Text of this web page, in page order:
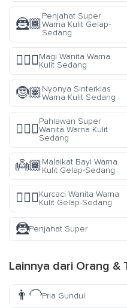
🦹🏾
Penjahat Super
Warna Kulit Gelap-
Sedang
🧙🏽‍♀️Magi Wanita Warna
Kulit Sedang
🤶🏽Nyonya Sinterklas
Warna Kulit Sedang
🦸🏽‍♀️
Pahlawan Super
Wanita Warna Kulit
Sedang
👼🏾Malaikat Bayi Warna
Kulit Gelap-Sedang
🧝🏾‍♀️Kurcaci Wanita Warna
Kulit Gelap-Sedang
🦹Penjahat Super
Lainnya dari Orang &
👨‍🦲Pria Gundul